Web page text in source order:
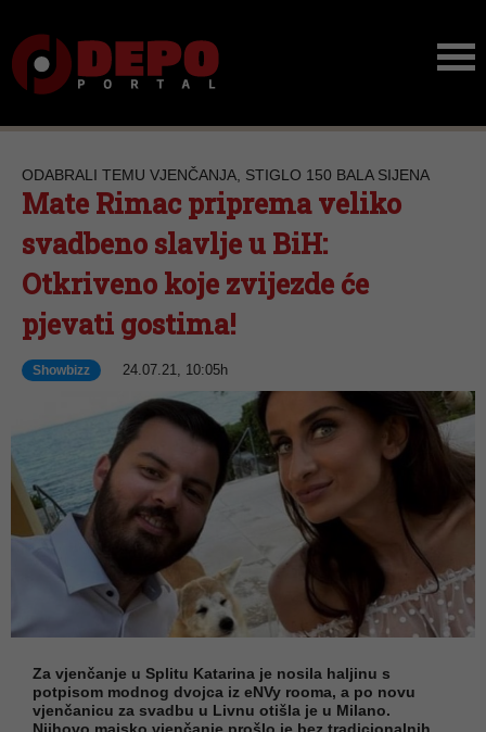
ODABRALI TEMU VJENČANJA, STIGLO 150 BALA SIJENA
Mate Rimac priprema veliko
svadbeno slavlje u BiH:
Otkriveno koje zvijezde će
pjevati gostima!
Showbizz 24.07.21, 10:05h
Za vjenčanje u Splitu Katarina je nosila haljinu s
potpisom modnog dvojca iz eNVy rooma, a po novu
vjenčanicu za svadbu u Livnu otišla je u Milano.